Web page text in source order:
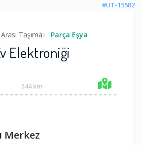
#UT-15582
Taşıma Parça Eşya
Elektroniği
544 km
Merkez